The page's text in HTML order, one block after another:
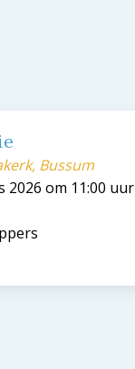
Bussum
2026 om 11:00 uur